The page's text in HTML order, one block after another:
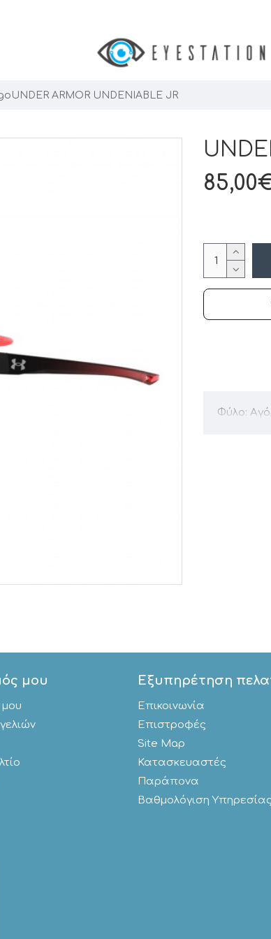
UNDER ARMOR UNDENIABLE JR
Φύλο:
μου Εξυπηρέτηση
Επικοινωνία
Επιστροφές
Site Map
Κατασκευαστές
Παράπονα
Βαθμολόγιση Υπηρεσίας